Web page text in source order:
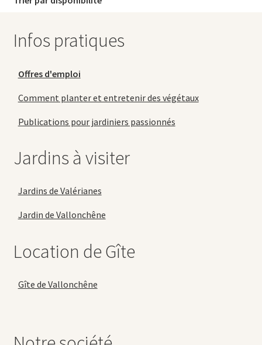
Infos pratiques
Offres d'emploi
Comment planter et entretenir des végétaux
Publications pour jardiniers passionnés
Jardins à visiter
Jardins de Valérianes
Jardin de Vallonchêne
Location de Gîte
Gîte de Vallonchêne